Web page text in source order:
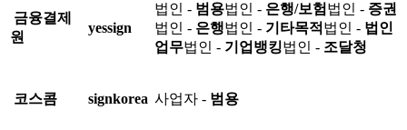
금융결제
원
yessign
법인 - 범용법인 - 은행/보험 법인 - 증권
법인 - 은행법인 - 기타목적 법인 - 법인
업무법인 - 기업뱅킹법인 - 조달청
코스콤 signkorea 사업자 - 범용